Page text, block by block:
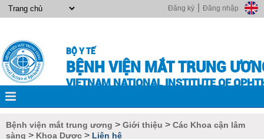
Đăng nhập
Đăng ký
BỘ Y TẾ
BỆNH VIỆN MẮT TRUNG
VIETNAM NATIONAL INSTITUTE OF
Bệnh viện mắt trung ương > Giới thiệu > Các Khoa cận lâm
sàng > Khoa Dược > Liên hệ